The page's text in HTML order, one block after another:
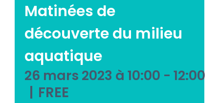
Matinées de
découverte du milieu
aquatique
26 mars 2023 à 10:00 - 12:00
| FREE